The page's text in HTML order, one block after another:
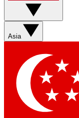
Asia